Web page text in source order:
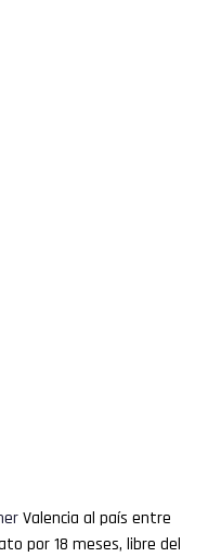
Valencia al país entre
por 18 meses, libre del